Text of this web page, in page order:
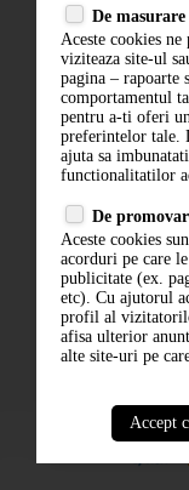
Politica de
ANPC
ABONARE
De
Aceste cookies
viziteaza site-ul
pagina – rapoarte
comportamentul
pentru a-ti oferi
preferintelor tale.
ajuta sa
functionalitatilor
De
Aceste cookies
acorduri pe care
publicitate (ex.
etc). Cu ajutorul
profil al
afisa ulterior
alte site-uri pe
Accept